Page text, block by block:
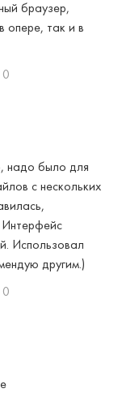
браузер,
опере, так и в
0
надо было для
с нескольких
Интерфейс
Использовал
другим.)
0